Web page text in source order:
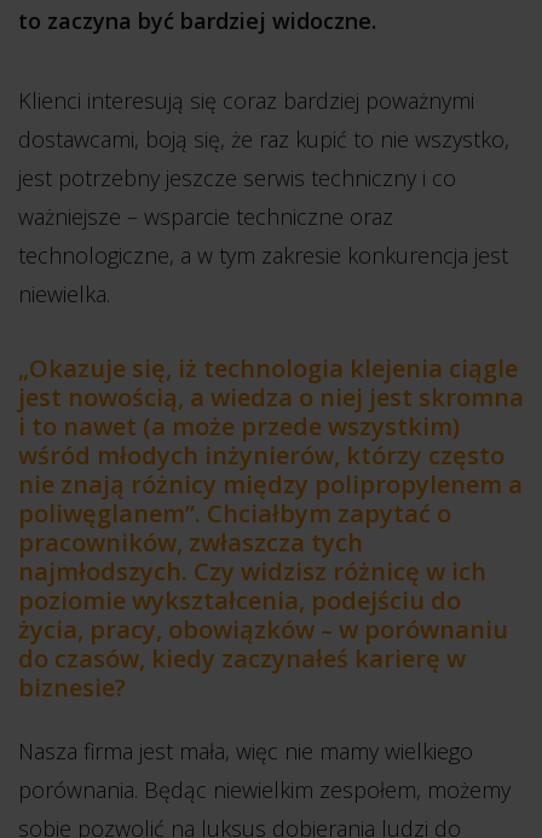
to zaczyna być bardziej widoczne.
Klienci interesują się coraz bardziej poważnymi
dostawcami, boją się, że raz kupić to nie wszystko,
jest potrzebny jeszcze serwis techniczny i co
ważniejsze – wsparcie techniczne oraz
technologiczne, a w tym zakresie konkurencja jest
niewielka.
„Okazuje się, iż technologia klejenia ciągle
jest nowością, a wiedza o niej jest skromna
i to nawet (a może przede wszystkim)
wśród młodych inżynierów, którzy często
nie znają różnicy między polipropylenem a
poliwęglanem”. Chciałbym zapytać o
pracowników, zwłaszcza tych
najmłodszych. Czy widzisz różnicę w ich
poziomie wykształcenia, podejściu do
życia, pracy, obowiązków – w porównaniu
do czasów, kiedy zaczynałeś karierę w
biznesie?
Nasza firma jest mała, więc nie mamy wielkiego
porównania. Będąc niewielkim zespołem, możemy
sobie pozwolić na luksus dobierania ludzi do